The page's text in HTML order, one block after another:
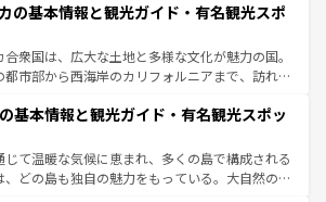
を参照してほしい。
そのまま残る町や、スイスならではのユニークな
あり、アルプス観光だけでなく町歩きも満喫する
きる。国民の所得が高いため物価も高いが、旅行
交通パス提供のサービスもあり、うまく活用すれ
ス情報はコンテンツ一覧を参照してほしい。
の基本情報と観光ガイド・有名観光スポ
合衆国は、広大な土地と多様な文化が魅力の国。
都市部から西海岸のカリフォルニアまで、訪れる
巨大都市は、観光、ショッピング、エンターテイ
が詰まった刺激的なスポットだ。一方、アメリカ
大自然が広がり、グランドキャニオンやイエロー
国立公園といった絶景が堪能できる。さらに、南
基本情報と観光ガイド・有名観光スポッ
じて温暖な気候に恵まれ、多くの島で構成される
、どの島も独自の魅力をもっている。大自然の神